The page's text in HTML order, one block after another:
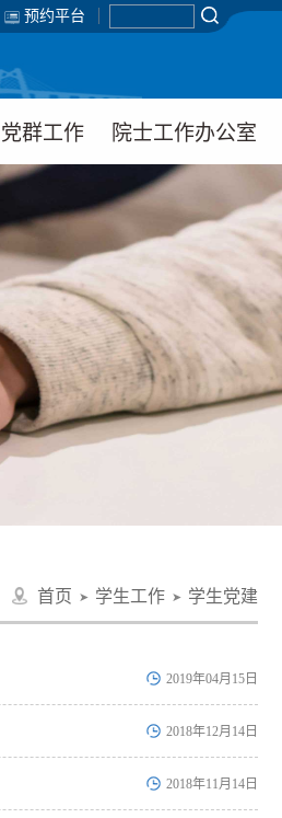
预约平台
党群工作
组织机构
党建动态
院士工作办公室
首页 ➤ 学生工作 ➤ 学生党建
2019年04月15日
2018年12月14日
2018年11月14日